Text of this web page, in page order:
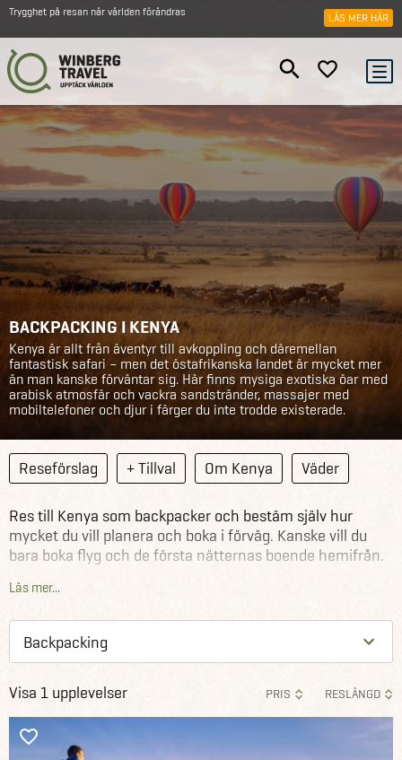
Trygghet på resan när världen förändras LÄS MER HÄR
BACKPACKING I KENYA
Kenya är allt från äventyr till avkoppling och däremellan
fantastisk safari – men det östafrikanska landet är mycket mer
än man kanske förväntar sig. Här finns mysiga exotiska öar med
arabisk atmosfär och vackra sandstränder, massajer med
mobiltelefoner och djur i färger du inte trodde existerade.
Reseförslag + Tillval Om Kenya Väder
Res till Kenya som backpacker och bestäm själv hur
mycket du vill planera och boka i förväg. Kanske vill du
bara boka flyg och de första nätternas boende hemifrån.
Kenya tillsammans med andra backpackers. Vi hjälper till
dykutflykter. Backpacking är den resform där du kommer
längst för pengarna och verkligen får uppleva
Se våra övriga backpackerresor runtom i världen.
Läs mer...
PRIS RESLÄNGD
Visa 1 upplevelser